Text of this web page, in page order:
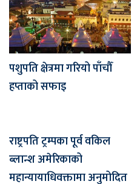
पशुपति क्षेत्रमा गरियो पाँचौँ
हप्ताको सफाइ
राष्ट्रपति ट्रम्पका पूर्व वकिल
ब्लान्श अमेरिकाको
महान्यायाधिवक्तामा अनुमोदित